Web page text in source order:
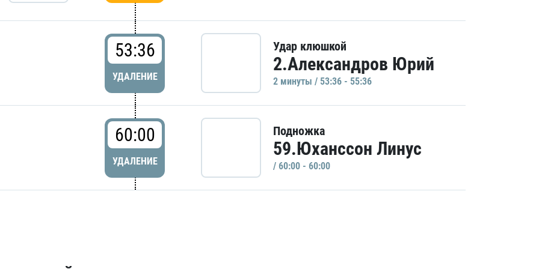
53:36
УДАЛЕНИЕ
Удар клюшкой
2.Александров Юрий
2 минуты / 53:36 - 55:36
60:00
УДАЛЕНИЕ
Подножка
59.Юханссон Линус
/ 60:00 - 60:00